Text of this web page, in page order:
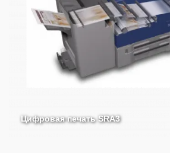
Цифровая печать SRA3